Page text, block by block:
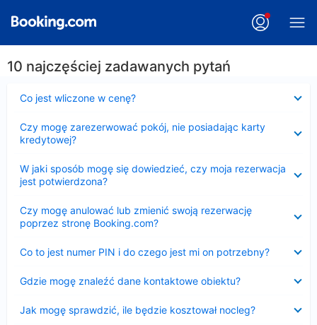
10 najczęściej zadawanych pytań
Co jest wliczone w cenę?
Czy mogę zarezerwować pokój, nie posiadając karty
kredytowej?
W jaki sposób mogę się dowiedzieć, czy moja rezerwacja
jest potwierdzona?
Czy mogę anulować lub zmienić swoją rezerwację
poprzez stronę Booking.com?
Co to jest numer PIN i do czego jest mi on potrzebny?
Gdzie mogę znaleźć dane kontaktowe obiektu?
Jak mogę sprawdzić, ile będzie kosztował nocleg?